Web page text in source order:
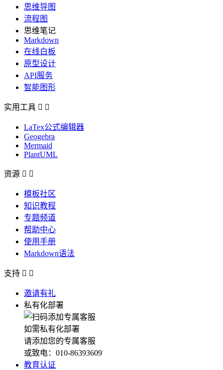
思维导图
流程图
思维笔记
Markdown
在线白板
原型设计
API服务
智能图形
实用工具  
LaTex公式编辑器
Geogebra
Mermaid
PlantUML
资源  
模板社区
知识教程
专题频道
帮助中心
使用手册
Markdown语法
支持  
邀请有礼
私有化部署
如需私有化部署
请添加您的专属客服
或致电：010-86393609
教育认证